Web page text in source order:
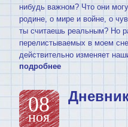
нибудь важном? Что они
родине, о мире и войне, о
ты считаешь реальным? Но
перелистываемых в моем
действительно изменяет
подробнее
08
ноя